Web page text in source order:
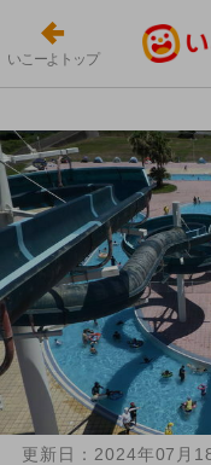
いこーよトップ
更新日： 2024年07月